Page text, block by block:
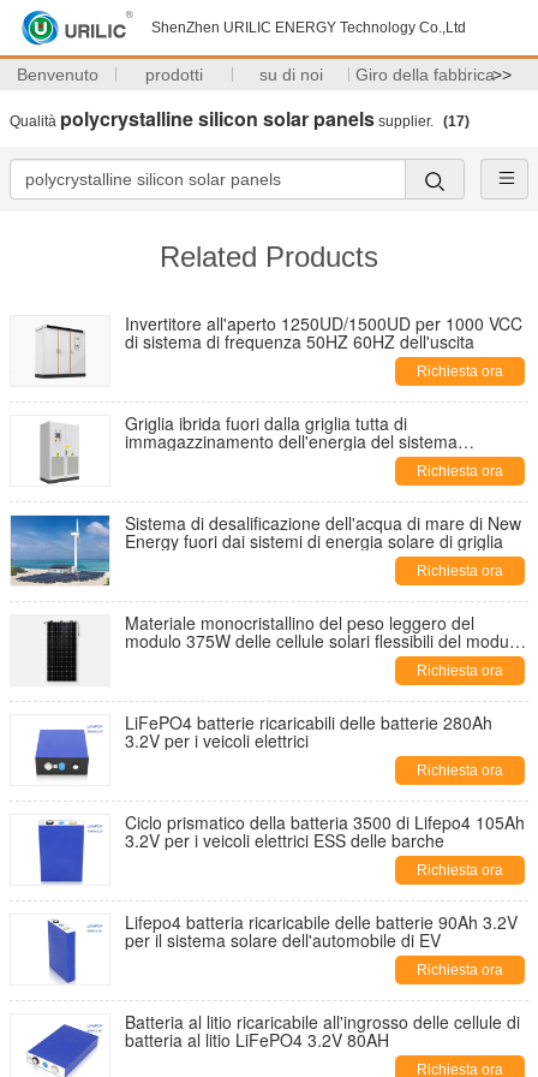
ShenZhen URILIC ENERGY Technology Co.,Ltd
Benvenuto prodotti su di noi Giro della fabbrica>>
Qualità polycrystalline silicon solar panels supplier. (17)
Related Products
Invertitore all'aperto 1250UD/1500UD per 1000 VCC
di sistema di frequenza 50HZ 60HZ dell'uscita
Richiesta ora
Griglia ibrida fuori dalla griglia tutta di
immagazzinamento dell'energia del sistema
energetico in un U-HES30-150 a macchinaRichiesta ora
Sistema di desalificazione dell'acqua di mare di New
Energy fuori dai sistemi di energia solare di griglia
Richiesta ora
Materiale monocristallino del peso leggero del
modulo 375W delle cellule solari flessibili del modulo
Richiesta ora
LiFePO4 batterie ricaricabili delle batterie 280Ah
3.2V per i veicoli elettrici
Richiesta ora
Ciclo prismatico della batteria 3500 di Lifepo4 105Ah
3.2V per i veicoli elettrici ESS delle barche
Richiesta ora
Lifepo4 batteria ricaricabile delle batterie 90Ah 3.2V
per il sistema solare dell'automobile di EV
Richiesta ora
Batteria al litio ricaricabile all'ingrosso delle cellule di
batteria al litio LiFePO4 3.2V 80AH
Richiesta ora